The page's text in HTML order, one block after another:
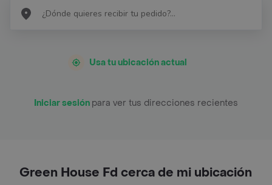
Usa tu ubicación actual
Iniciar sesión para ver tus direcciones recientes
Green House Fd cerca de mi ubicación